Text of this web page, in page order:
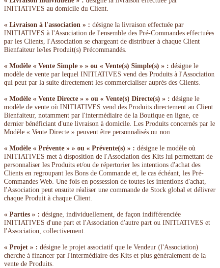
INITIATIVES au domicile du Client.
« Livraison à l'association » : désigne la livraison effectuée par
INITIATIVES à l'Association de l'ensemble des Pré-Commandes effectuées
par les Clients, l'Association se chargeant de distribuer à chaque Client
Bienfaiteur le/les Produit(s) Précommandés.
« Modèle « Vente Simple » » ou « Vente(s) Simple(s) » : désigne le
modèle de vente par lequel INITIATIVES vend des Produits à l'Association
qui peut par la suite directement les commercialiser auprès des Clients.
« Modèle « Vente Directe » » ou « Vente(s) Directe(s) » : désigne le
modèle de vente où INITIATIVES vend des Produits directement au Client
Bienfaiteur, notamment par l'intermédiaire de la Boutique en ligne, ce
dernier bénéficiant d'une livraison à domicile. Les Produits concernés par le
Modèle « Vente Directe » peuvent être personnalisés ou non.
« Modèle « Prévente » » ou « Prévente(s) » : désigne le modèle où
INITIATIVES met à disposition de l'Association des Kits lui permettant de
personnaliser les Produits et/ou de répertorier les intentions d'achat des
Clients en regroupant les Bons de Commande et, le cas échéant, les Pré-
Commandes Web. Une fois en possession de toutes les intentions d'achat,
l'Association peut ensuite réaliser une commande de Stock global et délivrer
chaque Produit à chaque Client.
« Parties » : désigne, individuellement, de façon indifférenciée
INITIATIVES d'une part et l'Association d'autre part ou INITIATIVES et
l'Association, collectivement.
« Projet » : désigne le projet associatif que le Vendeur (l'Association)
cherche à financer par l'intermédiaire des Kits et plus généralement de la
vente de Produits.